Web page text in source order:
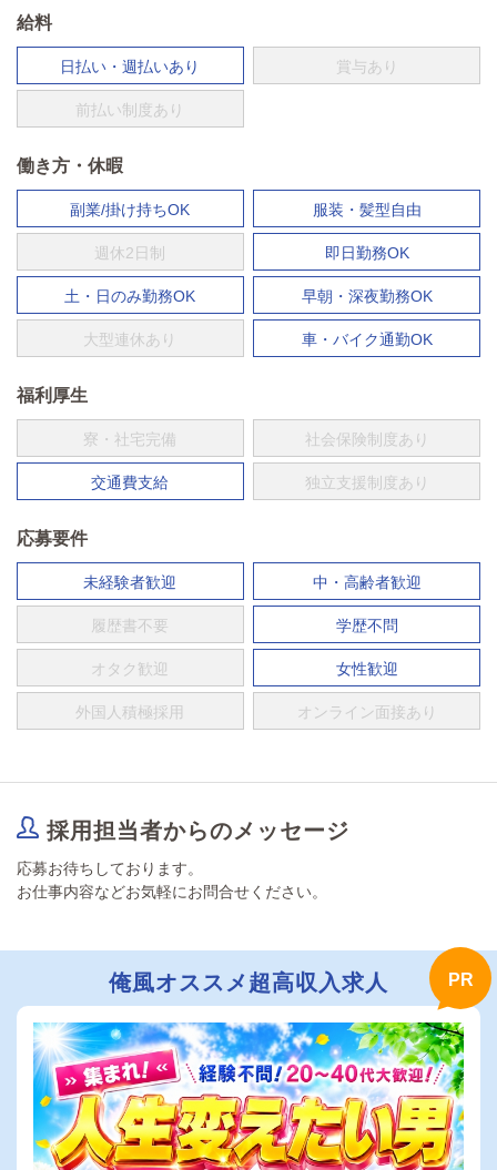
給料
日払い・週払いあり 賞与あり
前払い制度あり
働き方・休暇
副業/掛け持ちOK 服装・髪型自由
週休2日制 即日勤務OK
土・日のみ勤務OK 早朝・深夜勤務OK
大型連休あり 車・バイク通勤OK
福利厚生
寮・社宅完備 社会保険制度あり
交通費支給 独立支援制度あり
応募要件
未経験者歓迎 中・高齢者歓迎
履歴書不要 学歴不問
オタク歓迎 女性歓迎
外国人積極採用 オンライン面接あり
採用担当者からのメッセージ
応募お待ちしております。
お仕事内容などお気軽にお問合せください。
俺風オススメ超高収入求人